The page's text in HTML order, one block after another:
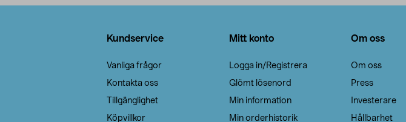
Kundservice
Vanliga frågor
Kontakta oss
Tillgänglighet
Köpvillkor
Mitt konto
Logga in/Registrera
Glömt lösenord
Min information
Min orderhistorik
Om oss
Om oss
Press
Investerare
Hållbarhet